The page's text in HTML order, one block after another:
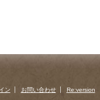
ン お問い合わせ Re:version